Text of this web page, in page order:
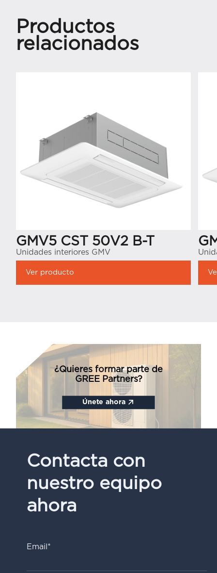
Productos
relacionados
GMV5 CST 50V2 B-T
Unidades interiores GMV
Ver producto
Únete ahora
¿Quieres formar parte de
GREE Partners?
Contacta con
nuestro equipo
ahora
Email*